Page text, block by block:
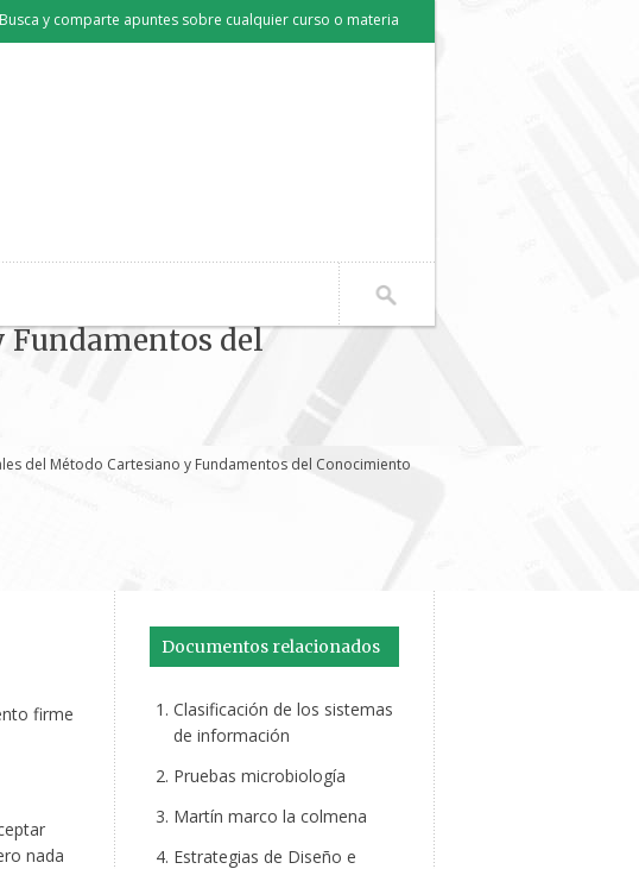
Busca y comparte apuntes sobre cualquier curso o materia
Fundamentos del
del Método Cartesiano y Fundamentos del Conocimiento
firme
nada
Documentos relacionados
Clasificación de los sistemas
de información
Pruebas microbiología
Martín marco la colmena
Estrategias de Diseño e